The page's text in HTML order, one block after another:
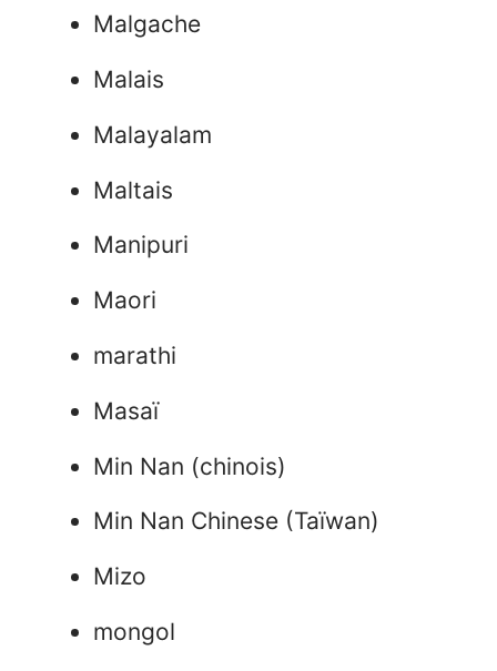
Malgache
Malais
Malayalam
Maltais
Manipuri
Maori
marathi
Masaï
Min Nan (chinois)
Min Nan Chinese (Taïwan)
Mizo
mongol